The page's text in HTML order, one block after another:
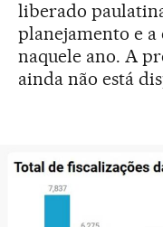
liberado
planejamento e a
naquele ano. A
ainda não está